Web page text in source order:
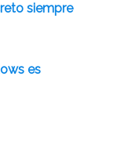
siempre
es